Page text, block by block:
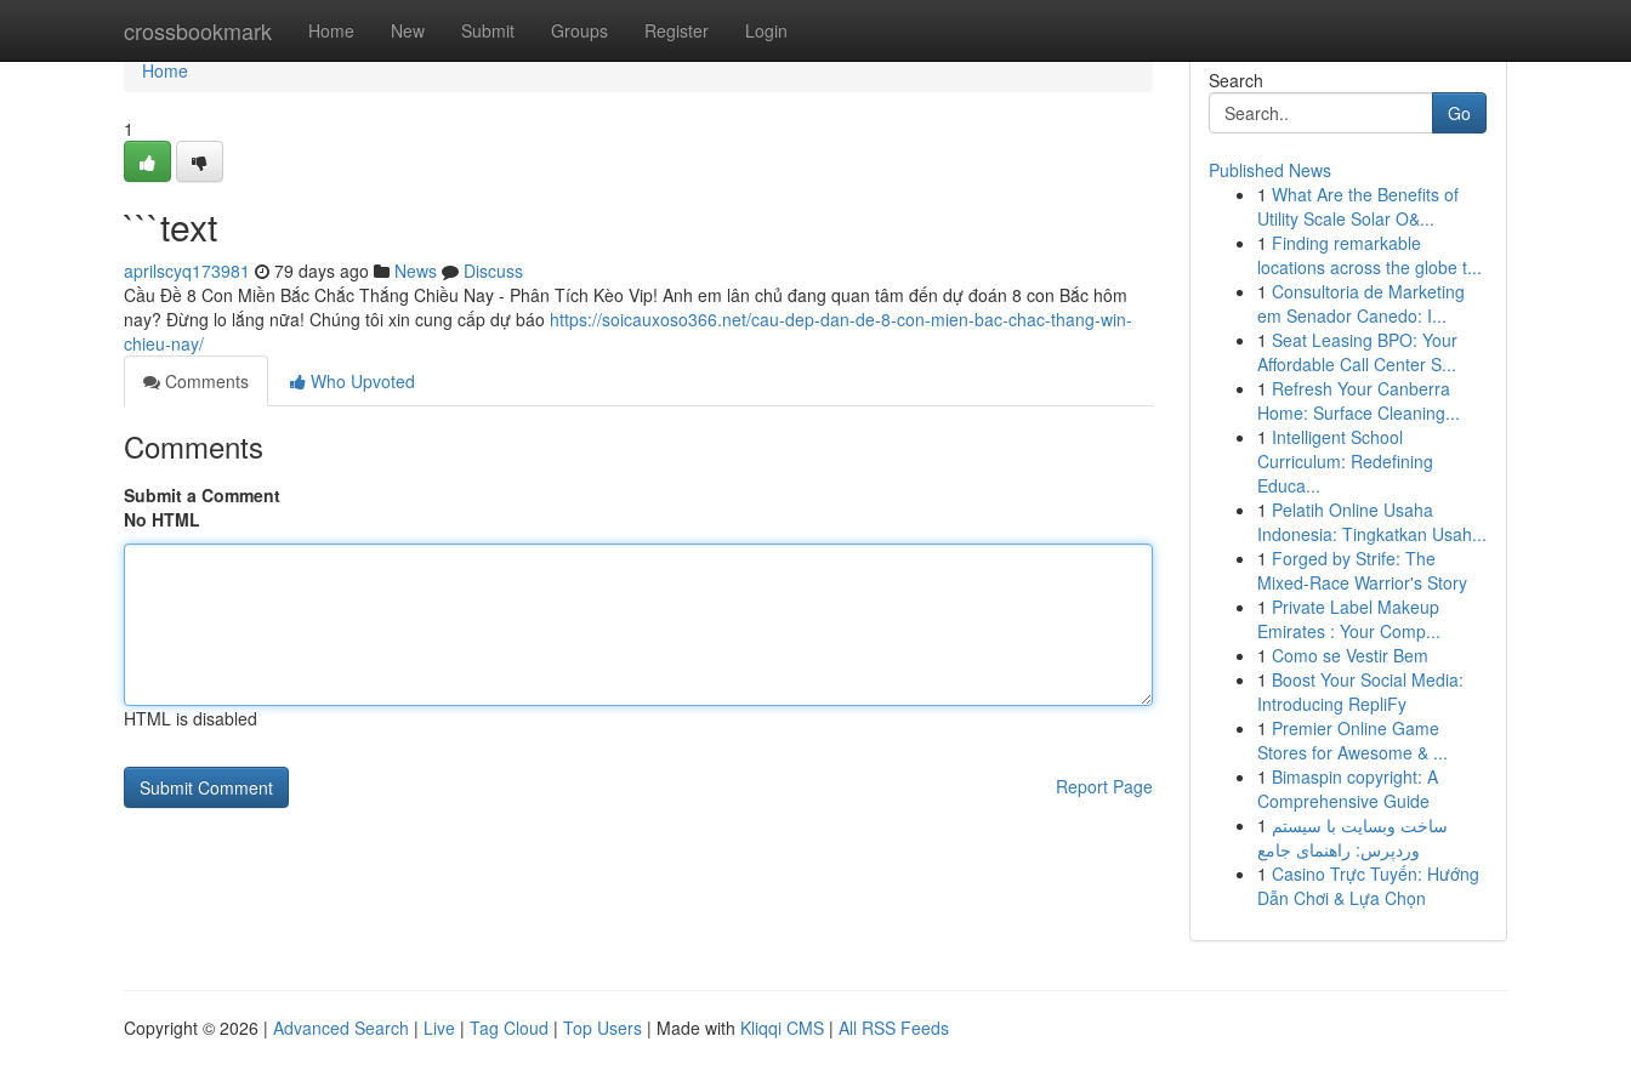
crossbookmark Home New Submit Groups Register Login
Home
Home
1
```text
aprilscyq173981 79 days ago News
Discuss
Cầu Đề 8 Con Miền Bắc Chắc Thắng Chiều Nay - Phân Tích Kèo Vip! Anh em lân chủ đang quan tâm đến dự đoán 8 con Bắc hôm
nay? Đừng lo lắng nữa! Chúng tôi xin cung cấp dự báo https://soicauxoso366.net/cau-dep-dan-de-8-con-mien-bac-chac-thang-win-
chieu-nay/
Comments
Who Upvoted
Comments
Submit a Comment
No HTML
HTML is disabled
Report Page
Search
Go
Published News
1 What Are the Benefits of
Utility Scale Solar O&...
1 Finding remarkable
locations across the globe t...
1 Consultoria de Marketing
em Senador Canedo: I...
1 Seat Leasing BPO: Your
Affordable Call Center S...
1 Refresh Your Canberra
Home: Surface Cleaning...
1 Intelligent School
Curriculum: Redefining
Educa...
1 Pelatih Online Usaha
Indonesia: Tingkatkan Usah...
1 Forged by Strife: The
Mixed-Race Warrior's Story
1 Private Label Makeup
Emirates : Your Comp...
1 Como se Vestir Bem
1 Boost Your Social Media:
Introducing RepliFy
1 Premier Online Game
Stores for Awesome & ...
1 Bimaspin copyright: A
Comprehensive Guide
1 ساخت وبسایت با سیستم
وردپرس: راهنمای جامع
1 Casino Trực Tuyến: Hướng
Dẫn Chơi & Lựa Chọn
Copyright © 2026 | Advanced Search | Live | Tag Cloud | Top Users | Made with Kliqqi CMS | All RSS Feeds